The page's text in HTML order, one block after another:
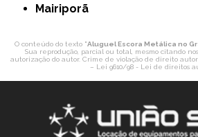
Mairiporã
O conteúdo do texto "Aluguel Escora Metálica no
Sua reprodução, parcial ou total, mesmo citando
autorização do autor. Crime de violação de direito
– Lei 9610/98 - Lei de direitos